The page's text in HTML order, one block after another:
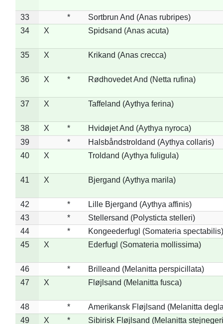
33 *
Sortbrun And (Anas rubripes)
34
X Spidsand (Anas acuta)
35 X Krikand (Anas crecca)
36 X * Rødhovedet And (Netta rufina)
37 X Taffeland (Aythya ferina)
38 X *
Hvidøjet And (Aythya nyroca)
39
*
Halsbåndstroldand (Aythya collaris)
40
X Troldand (Aythya fuligula)
41 X Bjergand (Aythya marila)
42 *
Lille Bjergand (Aythya affinis)
43
*
Stellersand (Polysticta stelleri)
44
*
Kongeederfugl (Somateria spectabilis)
45
X Ederfugl (Somateria mollissima)
46 *
Brilleand (Melanitta perspicillata)
47
X Fløjlsand (Melanitta fusca)
48 *
Amerikansk Fløjlsand (Melanitta
49
X *
Sibirisk Fløjlsand (Melanitta